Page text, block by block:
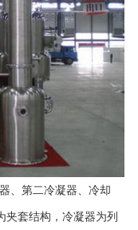
、第二冷凝器、冷却
夹套结构，冷凝器为列